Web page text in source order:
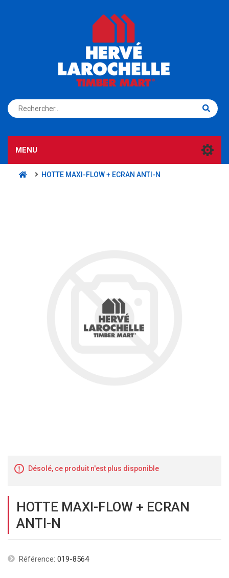
S'ENREGISTRER CONNEXION
MENU
HOTTE MAXI-FLOW + ECRAN ANTI-N
Désolé, ce produit n'est plus disponible
HOTTE MAXI-FLOW + ECRAN
ANTI-N
Référence: 019-8564